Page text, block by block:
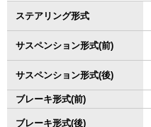
ステアリング形式
サスペンション形式(前)
サスペンション形式(後)
ブレーキ形式(前)
ブレーキ形式(後)